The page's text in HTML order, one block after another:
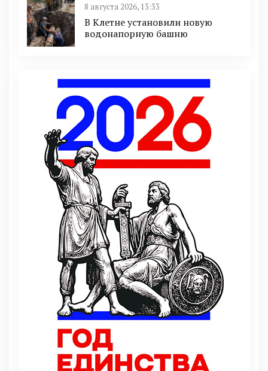
8 августа 2026, 13:33
В Клетне установили новую
водонапорную башню